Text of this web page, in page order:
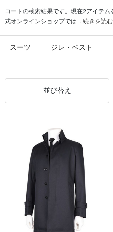
#トレンチ
コートの検索結果です。現在2アイテ
式オンラインショップでは
...続きを読む
スーツ ジレ・ベスト
並び替え